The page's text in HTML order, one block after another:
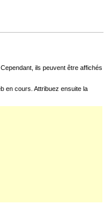
ils peuvent être affichés
en cours. Attribuez ensuite la